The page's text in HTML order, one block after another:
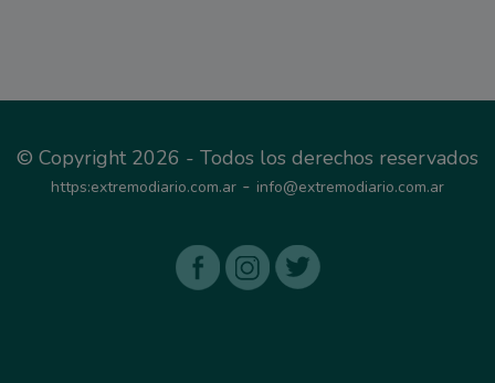
© Copyright 2026 - Todos los derechos reservados
https:extremodiario.com.ar - info@extremodiario.com.ar